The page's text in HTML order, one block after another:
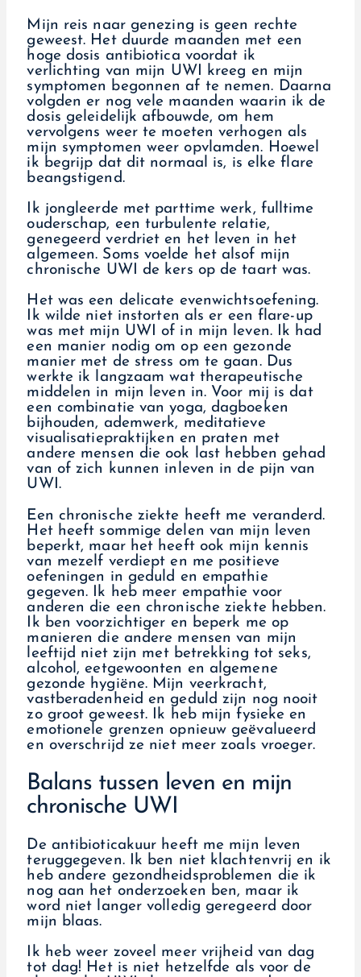
Mijn reis naar genezing is geen rechte
geweest. Het duurde maanden met een
hoge dosis antibiotica voordat ik
verlichting van mijn UWI kreeg en mijn
symptomen begonnen af te nemen. Daarna
volgden er nog vele maanden waarin ik de
dosis geleidelijk afbouwde, om hem
vervolgens weer te moeten verhogen als
mijn symptomen weer opvlamden. Hoewel
ik begrijp dat dit normaal is, is elke flare
beangstigend.
Ik jongleerde met parttime werk, fulltime
ouderschap, een turbulente relatie,
genegeerd verdriet en het leven in het
algemeen. Soms voelde het alsof mijn
chronische UWI de kers op de taart was.
Het was een delicate evenwichtsoefening.
Ik wilde niet instorten als er een flare-up
was met mijn UWI of in mijn leven. Ik had
een manier nodig om op een gezonde
manier met de stress om te gaan. Dus
werkte ik langzaam wat therapeutische
middelen in mijn leven in. Voor mij is dat
een combinatie van yoga, dagboeken
bijhouden, ademwerk, meditatieve
visualisatiepraktijken en praten met
andere mensen die ook last hebben gehad
van of zich kunnen inleven in de pijn van
UWI.
Een chronische ziekte heeft me veranderd.
Het heeft sommige delen van mijn leven
beperkt, maar het heeft ook mijn kennis
van mezelf verdiept en me positieve
oefeningen in geduld en empathie
gegeven. Ik heb meer empathie voor
anderen die een chronische ziekte hebben.
Ik ben voorzichtiger en beperk me op
manieren die andere mensen van mijn
leeftijd niet zijn met betrekking tot seks,
alcohol, eetgewoonten en algemene
gezonde hygiëne. Mijn veerkracht,
vastberadenheid en geduld zijn nog nooit
zo groot geweest. Ik heb mijn fysieke en
emotionele grenzen opnieuw geëvalueerd
en overschrijd ze niet meer zoals vroeger.
Balans tussen leven en mijn
chronische UWI
De antibioticakuur heeft me mijn leven
teruggegeven. Ik ben niet klachtenvrij en ik
heb andere gezondheidsproblemen die ik
nog aan het onderzoeken ben, maar ik
word niet langer volledig geregeerd door
mijn blaas.
Ik heb weer zoveel meer vrijheid van dag
tot dag! Het is niet hetzelfde als voor de